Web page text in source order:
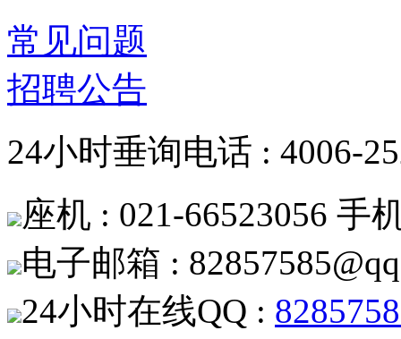
常见问题
招聘公告
24小时垂询电话 : 4006-
座机 : 021-66523056 手
电子邮箱 :
24小时在线QQ :